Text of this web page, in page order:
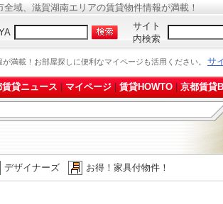
域、滋賀湖南エリアの賃貸物件情報が満載！
サイト
内検索
が満載！お部屋探しに便利なマイページも活用ください。 サ
賃貸ニュース マイページ 賃貸HOWTO 京都賃貸
デザイナーズ お得！家具付物件！